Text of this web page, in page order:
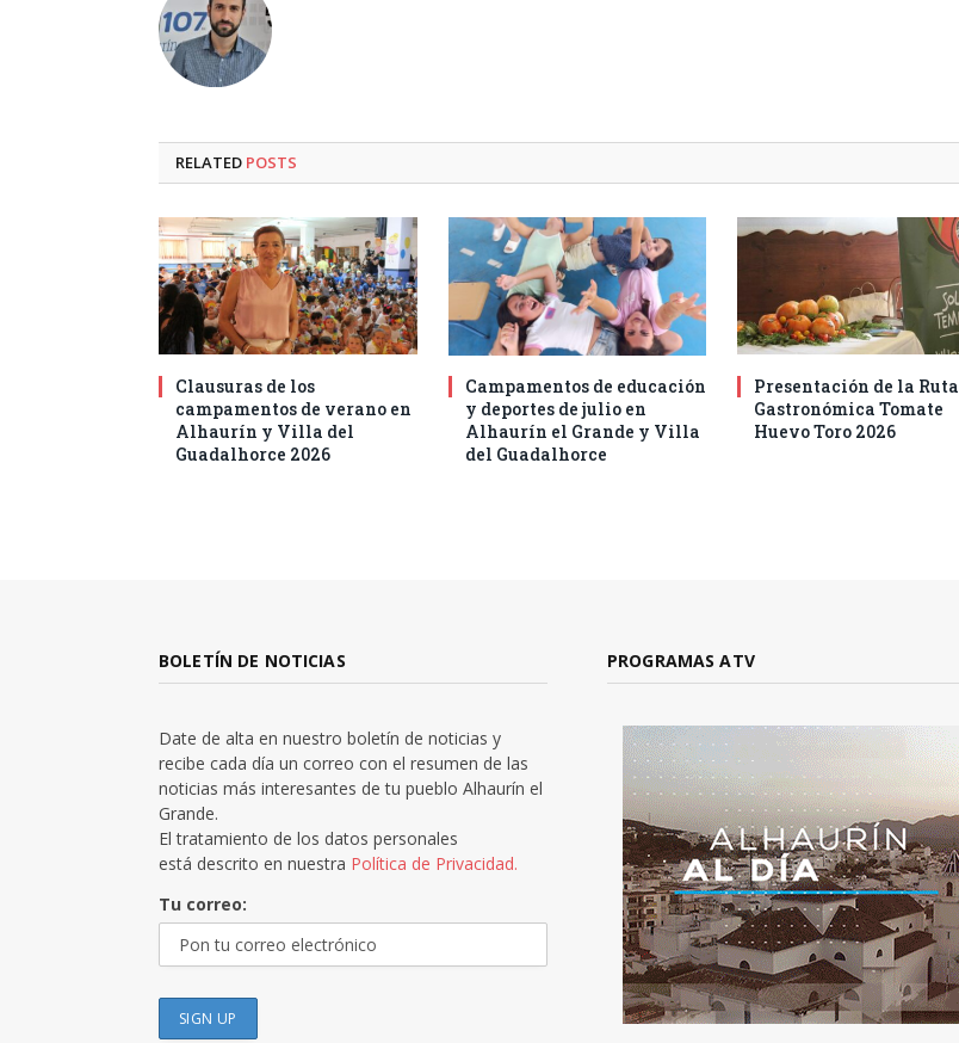
RELATED POSTS
Clausuras de los
campamentos de verano en
Alhaurín y Villa del
Guadalhorce 2026
Campamentos de educación
y deportes de julio en
Alhaurín el Grande y Villa
del Guadalhorce
Presentación de la Ruta
Gastronómica Tomate
Huevo Toro 2026
BOLETÍN DE NOTICIAS
Date de alta en nuestro boletín de noticias y
recibe cada día un correo con el resumen de las
noticias más interesantes de tu pueblo Alhaurín el
Grande.
El tratamiento de los datos personales
está descrito en nuestra Política de Privacidad.
Tu correo:
PROGRAMAS ATV